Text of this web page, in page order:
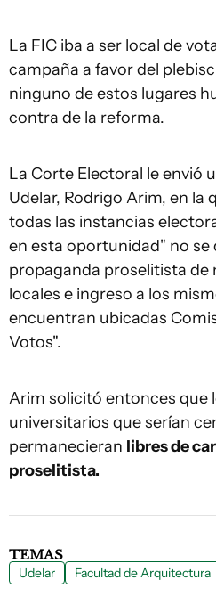
La FIC iba a ser local de
campaña a favor del
ninguno de estos lugares
contra de la reforma.
La Corte Electoral le envió
Udelar, Rodrigo Arim, en la
todas las instancias
en esta oportunidad" no
propaganda proselitista de
locales e ingreso a los
encuentran ubicadas
Votos".
Arim solicitó entonces que
universitarios que serían
permanecieran libres de
proselitista.
TEMAS
Udelar Facultad de Arquitectura